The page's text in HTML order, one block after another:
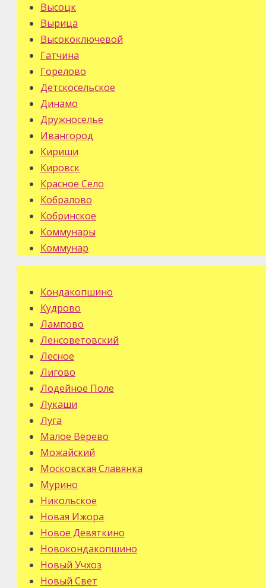
Высоцк
Вырица
Высокоключевой
Гатчина
Горелово
Детскосельское
Динамо
Дружноселье
Ивангород
Кириши
Кировск
Красное Село
Кобралово
Кобринское
Коммунары
Коммунар
Кондакопшино
Кудрово
Лампово
Ленсоветовский
Лесное
Лигово
Лодейное Поле
Лукаши
Луга
Малое Верево
Можайский
Московская Славянка
Мурино
Никольское
Новая Ижора
Новое Девяткино
Новокондакопшино
Новый Учхоз
Новый Свет